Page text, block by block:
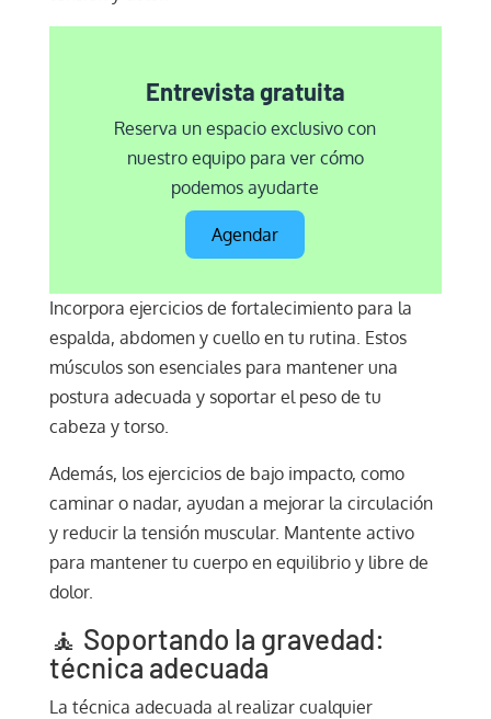
Entrevista gratuita
Reserva un espacio exclusivo con
nuestro equipo para ver cómo
podemos ayudarte
Agendar
Incorpora ejercicios de fortalecimiento para la
espalda, abdomen y cuello en tu rutina. Estos
músculos son esenciales para mantener una
postura adecuada y soportar el peso de tu
cabeza y torso.
Además, los ejercicios de bajo impacto, como
caminar o nadar, ayudan a mejorar la circulación
y reducir la tensión muscular. Mantente activo
para mantener tu cuerpo en equilibrio y libre de
dolor.
🧘 Soportando la gravedad:
técnica adecuada
La técnica adecuada al realizar cualquier